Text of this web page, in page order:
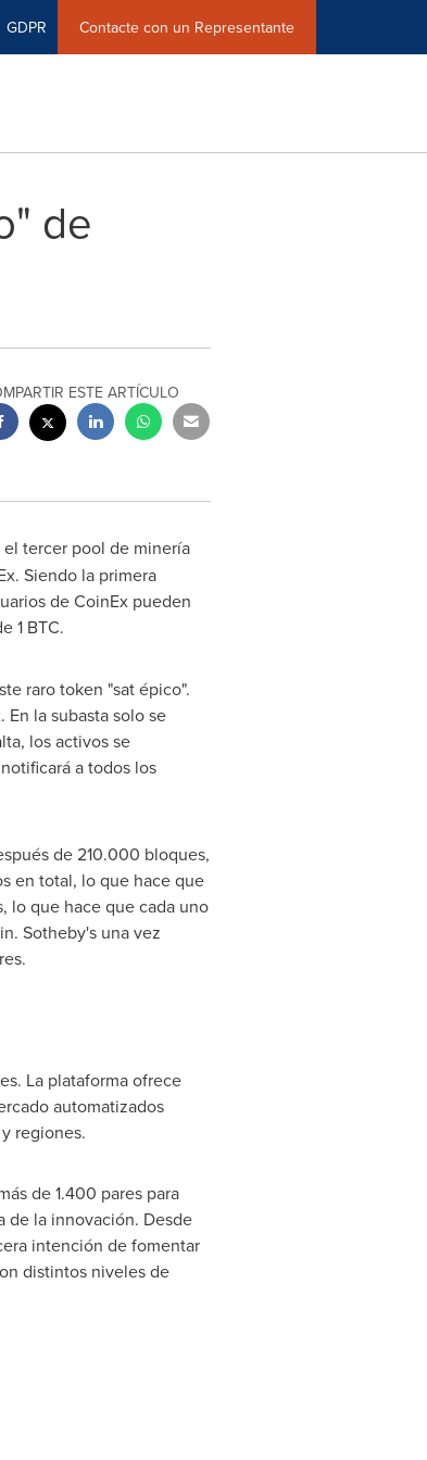
GDPR Contacte con un Representante
de
ESTE ARTÍCULO
el tercer pool de minería
Siendo la primera
de CoinEx pueden
1 BTC.
raro token "sat épico".
la subasta solo se
los activos se
a todos los
de 210.000 bloques,
en total, lo que hace que
lo que hace que cada uno
Sotheby's una vez
La plataforma ofrece
automatizados
regiones.
de 1.400 pares para
de la innovación. Desde
intención de fomentar
distintos niveles de